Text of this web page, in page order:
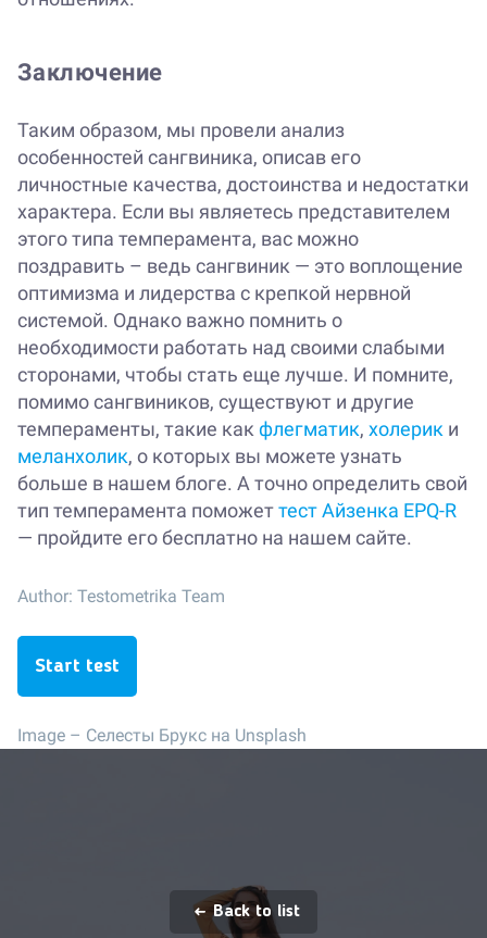
Заключение
Таким образом, мы провели анализ
особенностей сангвиника, описав его
личностные качества, достоинства и недостатки
характера. Если вы являетесь представителем
этого типа темперамента, вас можно
поздравить – ведь сангвиник — это воплощение
оптимизма и лидерства с крепкой нервной
системой. Однако важно помнить о
необходимости работать над своими слабыми
сторонами, чтобы стать еще лучше. И помните,
помимо сангвиников, существуют и другие
темпераменты, такие какфлегматик, холерик и
меланхолик, о которых вы можете узнать
больше в нашем блоге. А точно определить свой
тип темперамента поможеттест Айзенка EPQ-R
— пройдите его бесплатно на нашем сайте.
Author: Testometrika Team
Start test
Image – Селесты Брукс на Unsplash
Back to list